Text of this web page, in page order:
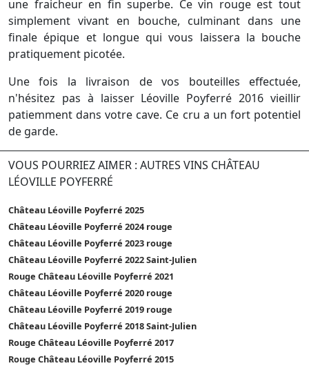
une fraicheur en fin superbe. Ce vin rouge est tout
simplement vivant en bouche, culminant dans une
finale épique et longue qui vous laissera la bouche
pratiquement picotée.
Une fois la livraison de vos bouteilles effectuée,
n'hésitez pas à laisser Léoville Poyferré 2016 vieillir
patiemment dans votre cave. Ce cru a un fort potentiel
de garde.
VOUS POURRIEZ AIMER : AUTRES VINS CHÂTEAU
LÉOVILLE POYFERRÉ
Château Léoville Poyferré 2025
Château Léoville Poyferré 2024 rouge
Château Léoville Poyferré 2023 rouge
Château Léoville Poyferré 2022 Saint-Julien
Rouge Château Léoville Poyferré 2021
Château Léoville Poyferré 2020 rouge
Château Léoville Poyferré 2019 rouge
Château Léoville Poyferré 2018 Saint-Julien
Rouge Château Léoville Poyferré 2017
Rouge Château Léoville Poyferré 2015